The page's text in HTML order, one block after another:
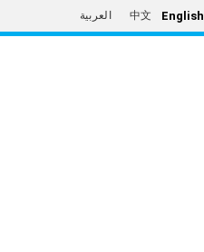
العربية 中文 English